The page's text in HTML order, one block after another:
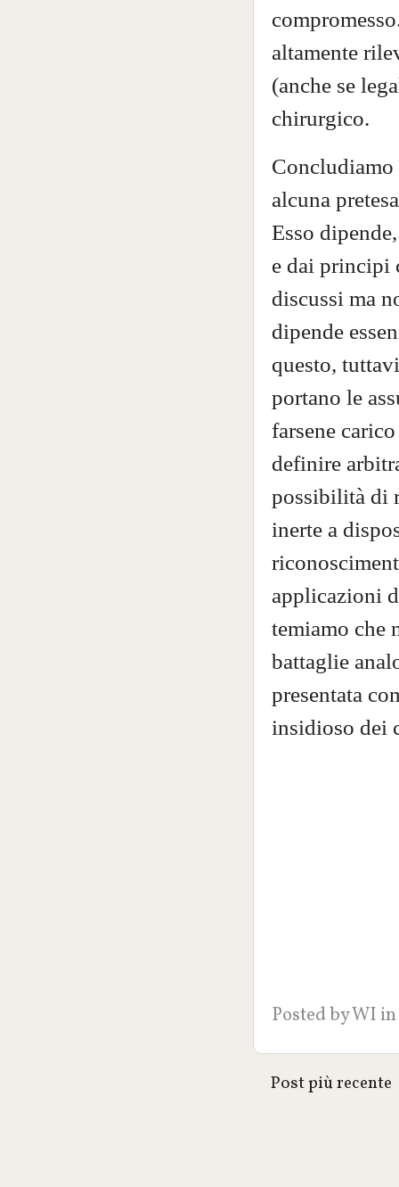
altamente
(anche se
chirurgico.
Concludiamo
alcuna
Esso
e dai principi
discussi ma
dipende
questo,
portano le
farsene
definire
possibilità di
inerte a
applicazioni
temiamo che
battaglie
presentata
insidioso dei
Posted byWI
Post più recente